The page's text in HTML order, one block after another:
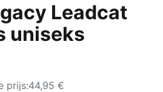
Leadcat
uniseks
prijs:44,95 €